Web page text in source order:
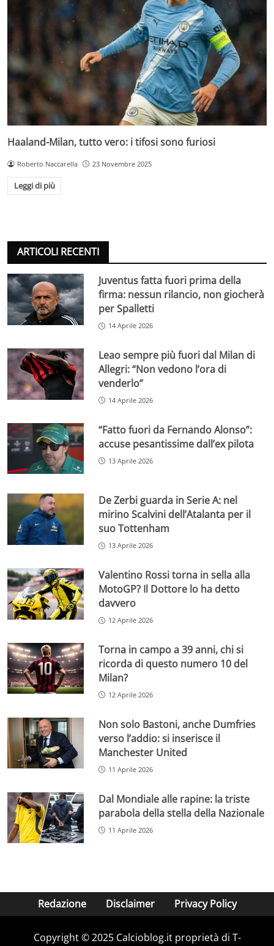
Haaland-Milan, tutto vero: i tifosi sono furiosi
Roberto Naccarella 23 Novembre 2025
Leggi di più
ARTICOLI RECENTI
Juventus fatta fuori prima della
firma: nessun rilancio, non giocherà
per Spalletti
14 Aprile 2026
Leao sempre più fuori dal Milan di
Allegri: “Non vedono l’ora di
venderlo”
14 Aprile 2026
“Fatto fuori da Fernando Alonso”:
accuse pesantissime dall’ex pilota
13 Aprile 2026
De Zerbi guarda in Serie A: nel
mirino Scalvini dell’Atalanta per il
suo Tottenham
13 Aprile 2026
Valentino Rossi torna in sella alla
MotoGP? Il Dottore lo ha detto
davvero
12 Aprile 2026
Torna in campo a 39 anni, chi si
ricorda di questo numero 10 del
Milan?
12 Aprile 2026
Non solo Bastoni, anche Dumfries
verso l’addio: si inserisce il
Manchester United
11 Aprile 2026
Dal Mondiale alle rapine: la triste
parabola della stella della Nazionale
11 Aprile 2026
Redazione Disclaimer Privacy Policy
Copyright © 2025 Calcioblog.it proprietà di T-